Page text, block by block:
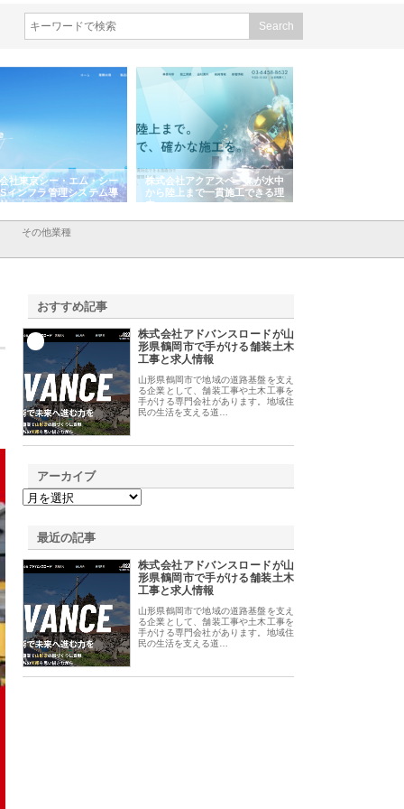
社東京シー・エム・シー
インフラ管理システム導
ット
株式会社アクアスペースが水中
から陸上まで一貫施工できる理
由
その他業種
おすすめ記事
株式会社アドバンスロードが山
形県鶴岡市で手がける舗装土木
工事と求人情報
山形県鶴岡市で地域の道路基盤を支え
る企業として、舗装工事や土木工事を
手がける専門会社があります。地域住
民の生活を支える道…
アーカイブ
最近の記事
株式会社アドバンスロードが山
形県鶴岡市で手がける舗装土木
工事と求人情報
山形県鶴岡市で地域の道路基盤を支え
る企業として、舗装工事や土木工事を
手がける専門会社があります。地域住
民の生活を支える道…